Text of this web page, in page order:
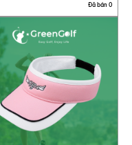
golf
Mũ golf
nắng golf
Đã bán 0